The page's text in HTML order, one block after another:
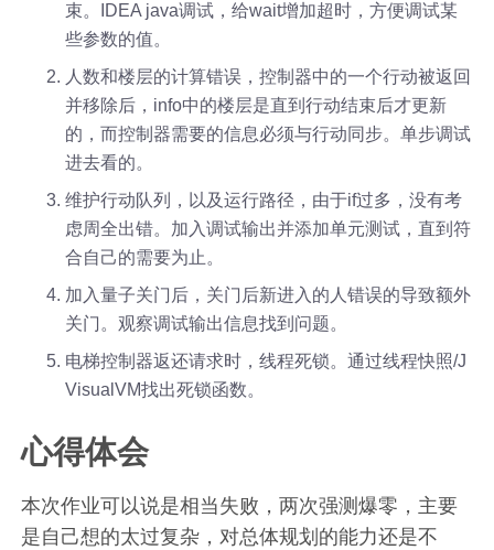
束。IDEA java调试，给wait增加超时，方便调试某
些参数的值。
人数和楼层的计算错误，控制器中的一个行动被返回
并移除后，info中的楼层是直到行动结束后才更新
的，而控制器需要的信息必须与行动同步。单步调试
进去看的。
维护行动队列，以及运行路径，由于if过多，没有考
虑周全出错。加入调试输出并添加单元测试，直到符
合自己的需要为止。
加入量子关门后，关门后新进入的人错误的导致额外
关门。观察调试输出信息找到问题。
电梯控制器返还请求时，线程死锁。通过线程快照/J
VisualVM找出死锁函数。
心得体会
本次作业可以说是相当失败，两次强测爆零，主要
是自己想的太过复杂，对总体规划的能力还是不